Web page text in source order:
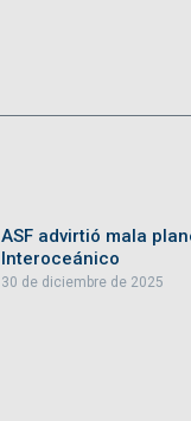
ASF advirtió mala
Interoceánico
30 de diciembre de 2025